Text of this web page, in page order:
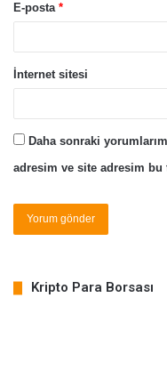
E-posta *
İnternet sitesi
Daha sonraki
adresim ve site adresim bu
Kripto Para Borsası